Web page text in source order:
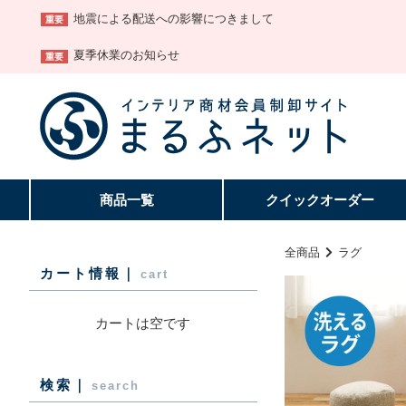
重要 地震による配送への影響につきまして
重要 夏季休業のお知らせ
商品一覧 クイックオーダー
全商品 ラグ
カート情報｜ cart
カートは空です
検索｜ search